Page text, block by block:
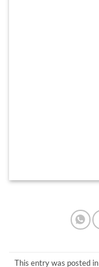
This entry was posted in